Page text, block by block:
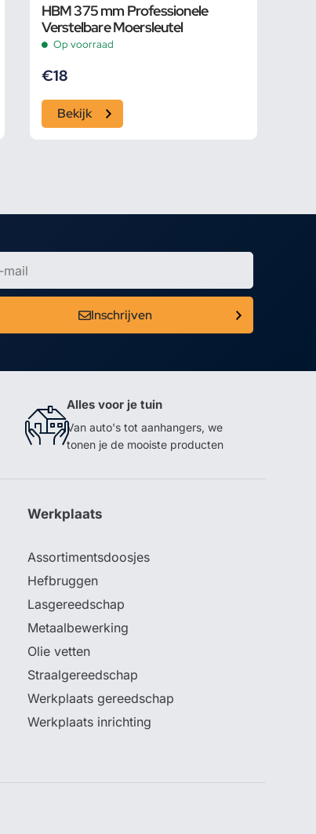
HBM 375 mm Professionele
Verstelbare Moersleutel
Op voorraad
€18
Bekijk
Inschrijven
Alles voor je tuin
Van auto's tot aanhangers, we
tonen je de mooiste producten
Werkplaats
Assortimentsdoosjes
Hefbruggen
Lasgereedschap
Metaalbewerking
Olie vetten
Straalgereedschap
Werkplaats gereedschap
Werkplaats inrichting